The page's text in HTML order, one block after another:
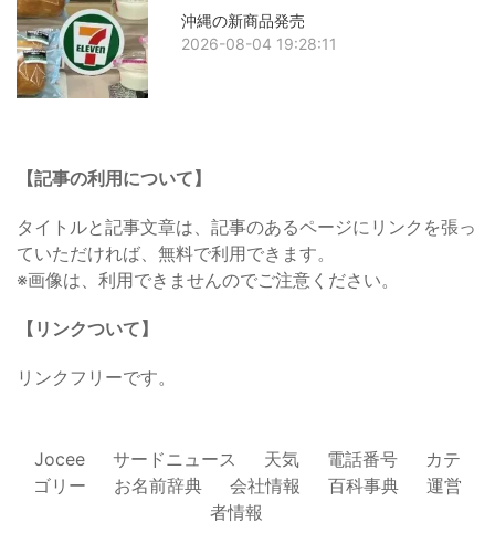
沖縄の新商品発売
2026-08-04 19:28:11
【記事の利用について】
タイトルと記事文章は、記事のあるページにリンクを張っ
ていただければ、無料で利用できます。
※画像は、利用できませんのでご注意ください。
【リンクついて】
リンクフリーです。
Jocee サードニュース 天気 電話番号
カテ
ゴリー
お名前辞典 会社情報 百科事典
運営
者情報